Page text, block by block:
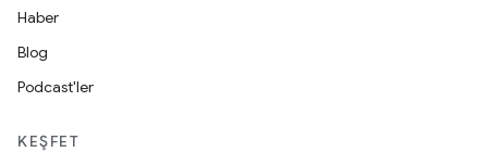
Haber
Blog
Podcast'ler
KEŞFET